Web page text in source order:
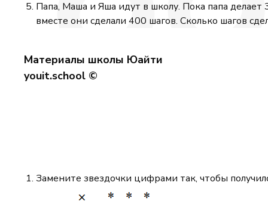
Папа, Маша и Яша идут в школу. Пока папа
вместе они сделали 400 шагов. Сколько шагов
Материалы школы Юайти
youit.school ©
Замените звездочки цифрами так, чтобы